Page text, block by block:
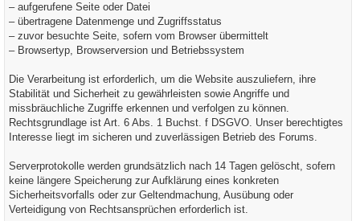
– aufgerufene Seite oder Datei
– übertragene Datenmenge und Zugriffsstatus
– zuvor besuchte Seite, sofern vom Browser übermittelt
– Browsertyp, Browserversion und Betriebssystem
Die Verarbeitung ist erforderlich, um die Website auszuliefern, ihre
Stabilität und Sicherheit zu gewährleisten sowie Angriffe und
missbräuchliche Zugriffe erkennen und verfolgen zu können.
Rechtsgrundlage ist Art. 6 Abs. 1 Buchst. f DSGVO. Unser berechtigtes
Interesse liegt im sicheren und zuverlässigen Betrieb des Forums.
Serverprotokolle werden grundsätzlich nach 14 Tagen gelöscht, sofern
keine längere Speicherung zur Aufklärung eines konkreten
Sicherheitsvorfalls oder zur Geltendmachung, Ausübung oder
Verteidigung von Rechtsansprüchen erforderlich ist.